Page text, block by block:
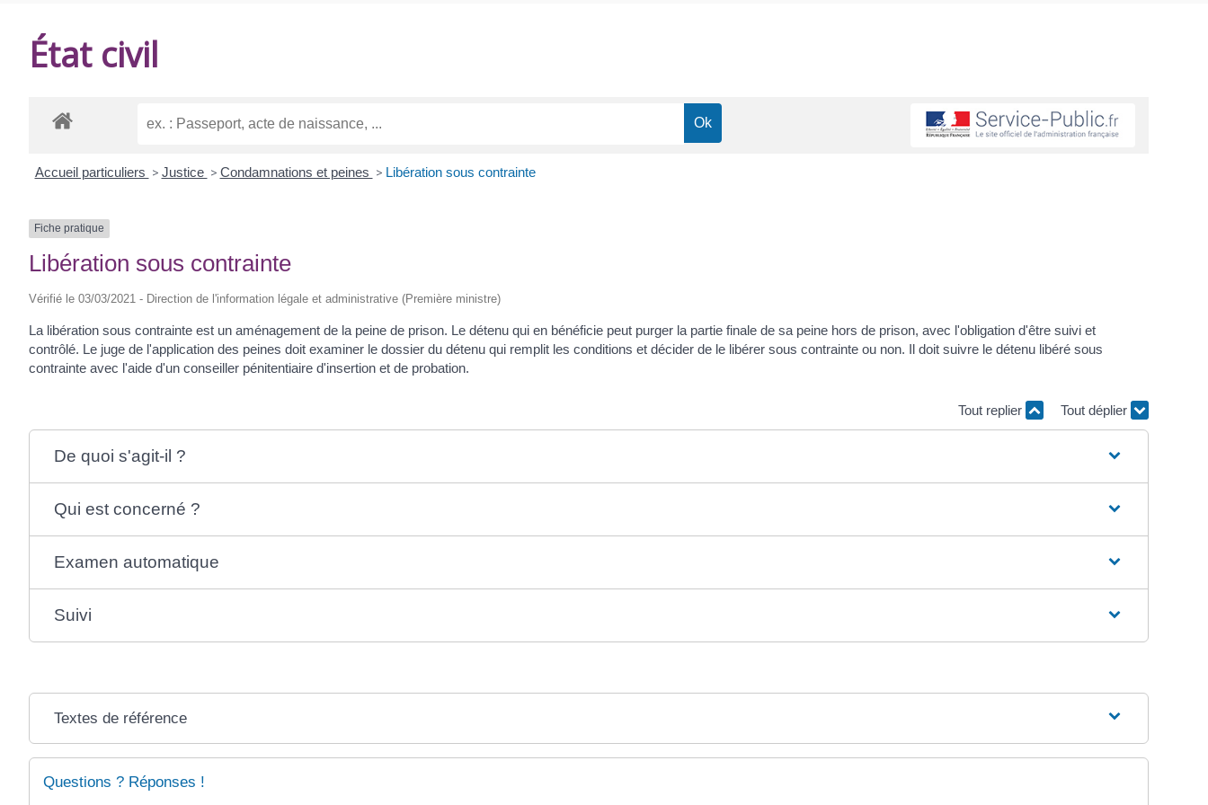
État civil
Accueil particuliers > Justice > Condamnations et peines > Libération sous contrainte
Fiche pratique
Libération sous contrainte
Vérifié le 03/03/2021 - Direction de l'information légale et administrative (Première ministre)
La libération sous contrainte est un aménagement de la peine de prison. Le détenu qui en bénéficie peut purger la partie finale de sa peine hors de prison, avec l'obligation d'être suivi et
contrôlé. Le juge de l'application des peines doit examiner le dossier du détenu qui remplit les conditions et décider de le libérer sous contrainte ou non. Il doit suivre le détenu libéré sous
contrainte avec l'aide d'un conseiller pénitentiaire d'insertion et de probation.
Tout replier Tout déplier
De quoi s'agit-il ?
Qui est concerné ?
Examen automatique
Suivi
Textes de référence
Questions ? Réponses !